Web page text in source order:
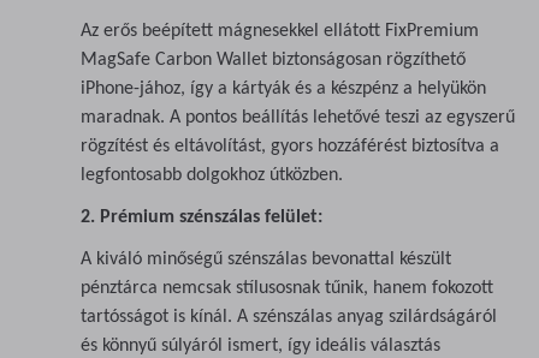
Az erős beépített mágnesekkel ellátott FixPremium
MagSafe Carbon Wallet biztonságosan rögzíthető
iPhone-jához, így a kártyák és a készpénz a helyükön
maradnak. A pontos beállítás lehetővé teszi az egyszerű
rögzítést és eltávolítást, gyors hozzáférést biztosítva a
legfontosabb dolgokhoz útközben.
2. Prémium szénszálas felület:
A kiváló minőségű szénszálas bevonattal készült
pénztárca nemcsak stílusosnak tűnik, hanem fokozott
tartósságot is kínál. A szénszálas anyag szilárdságáról
és könnyű súlyáról ismert, így ideális választás